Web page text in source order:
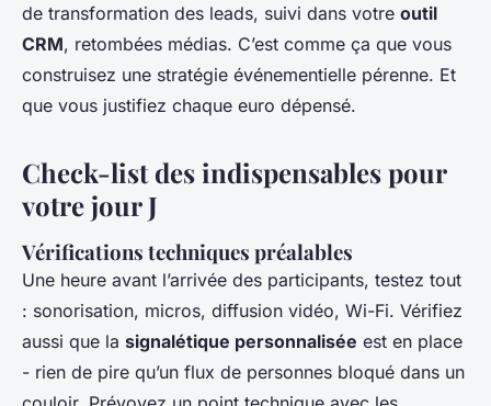
de transformation des leads, suivi dans votre outil
CRM, retombées médias. C’est comme ça que vous
construisez une stratégie événementielle pérenne. Et
que vous justifiez chaque euro dépensé.
Check-list des indispensables pour
votre jour J
Vérifications techniques préalables
Une heure avant l’arrivée des participants, testez tout
: sonorisation, micros, diffusion vidéo, Wi-Fi. Vérifiez
aussi que la signalétique personnalisée est en place
- rien de pire qu’un flux de personnes bloqué dans un